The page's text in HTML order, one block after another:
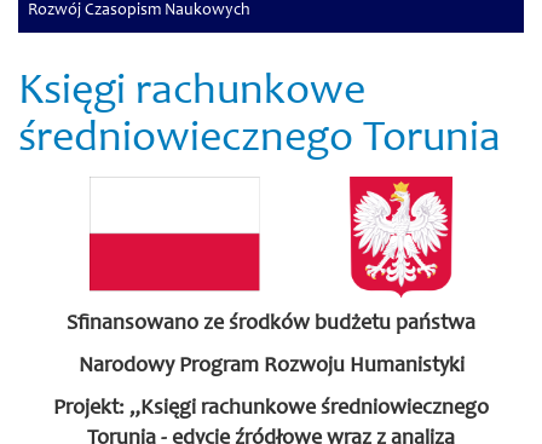
Rozwój Czasopism Naukowych
Księgi rachunkowe
średniowiecznego Torunia
Sfinansowano ze środków budżetu państwa
Narodowy Program Rozwoju Humanistyki
Projekt: „Księgi rachunkowe średniowiecznego
Torunia - edycje źródłowe wraz z analizą